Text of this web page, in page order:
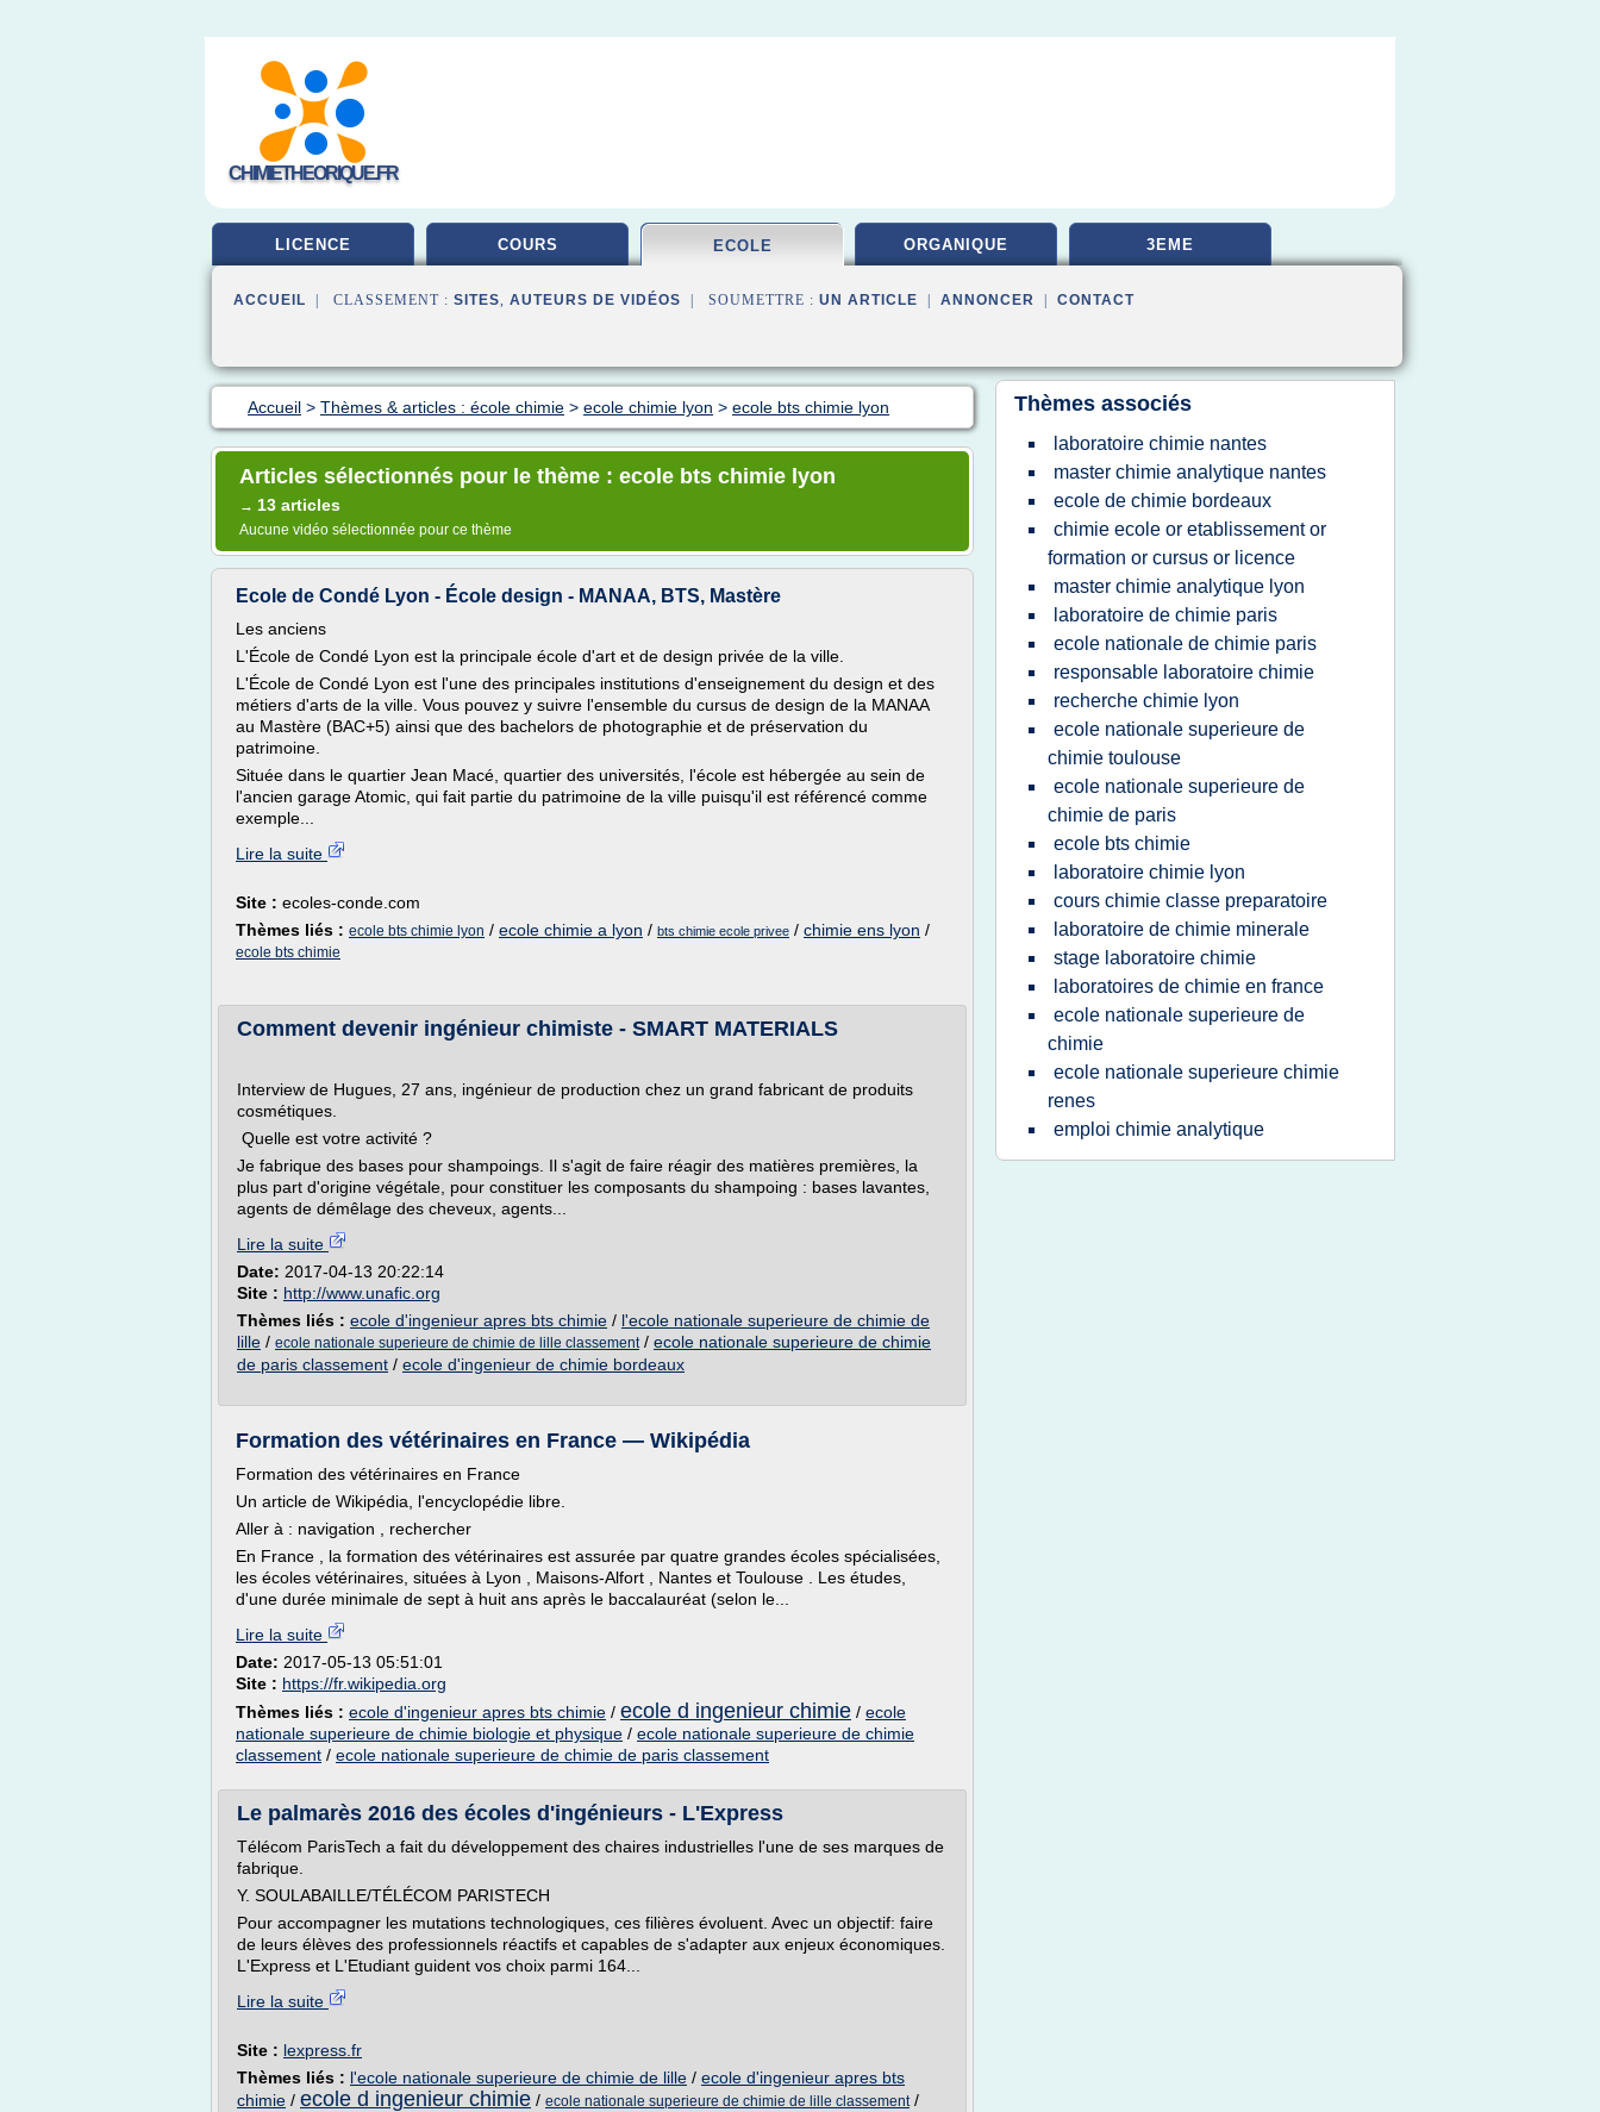
CHIMIETHEORIQUE.FR
LICENCE COURS ECOLE ORGANIQUE 3EME
ACCUEIL | CLASSEMENT : SITES, AUTEURS DE VIDÉOS | SOUMETTRE : UN ARTICLE ANNONCER CONTACT
Accueil > Thèmes & articles : école chimie > ecole chimie lyon > ecole bts chimie lyon
Articles sélectionnés pour le thème : ecole bts chimie lyon
→ 13 articles
Aucune vidéo sélectionnée pour ce thème
Ecole de Condé Lyon - École design - MANAA, BTS, Mastère
Les anciens
L'École de Condé Lyon est la principale école d'art et de design privée de la ville.
L'École de Condé Lyon est l'une des principales institutions d'enseignement du design et des
métiers d'arts de la ville. Vous pouvez y suivre l'ensemble du cursus de design de la MANAA
au Mastère (BAC+5) ainsi que des bachelors de photographie et de préservation du
patrimoine.
Située dans le quartier Jean Macé, quartier des universités, l'école est hébergée au sein de
l'ancien garage Atomic, qui fait partie du patrimoine de la ville puisqu'il est référencé comme
exemple...
Lire la suite
Site : ecoles-conde.com
Thèmes liés : ecole bts chimie lyon / ecole chimie a lyon / bts chimie ecole privee / chimie ens lyon /
ecole bts chimie
Comment devenir ingénieur chimiste - SMART MATERIALS
Interview de Hugues, 27 ans, ingénieur de production chez un grand fabricant de produits
cosmétiques.
Quelle est votre activité ?
Je fabrique des bases pour shampoings. Il s'agit de faire réagir des matières premières, la
plus part d'origine végétale, pour constituer les composants du shampoing : bases lavantes,
agents de démêlage des cheveux, agents...
Lire la suite
Date: 2017-04-13 20:22:14
Site : http://www.unafic.org
Thèmes liés : ecole d'ingenieur apres bts chimie / l'ecole nationale superieure de chimie de
lille / ecole nationale superieure de chimie de lille classement/ ecole nationale superieure de chimie
de paris classement / ecole d'ingenieur de chimie bordeaux
Formation des vétérinaires en France — Wikipédia
Formation des vétérinaires en France
Un article de Wikipédia, l'encyclopédie libre.
Aller à : navigation , rechercher
En France , la formation des vétérinaires est assurée par quatre grandes écoles spécialisées,
les écoles vétérinaires, situées à Lyon , Maisons-Alfort , Nantes et Toulouse . Les études,
d'une durée minimale de sept à huit ans après le baccalauréat (selon le...
Lire la suite
Date: 2017-05-13 05:51:01
Site : https://fr.wikipedia.org
Thèmes liés : ecole d'ingenieur apres bts chimie / ecole d ingenieur chimie / ecole
nationale superieure de chimie biologie et physique / ecole nationale superieure de chimie
classement / ecole nationale superieure de chimie de paris classement
Le palmarès 2016 des écoles d'ingénieurs - L'Express
Télécom ParisTech a fait du développement des chaires industrielles l'une de ses marques de
fabrique.
Y. SOULABAILLE/TÉLÉCOM PARISTECH
Pour accompagner les mutations technologiques, ces filières évoluent. Avec un objectif: faire
de leurs élèves des professionnels réactifs et capables de s'adapter aux enjeux économiques.
L'Express et L'Etudiant guident vos choix parmi 164...
Lire la suite
Site : lexpress.fr
Thèmes liés : l'ecole nationale superieure de chimie de lille / ecole d'ingenieur apres bts
chimie / ecole d ingenieur chimie / ecole nationale superieure de chimie de lille classement/
Thèmes associés
laboratoire chimie nantes
master chimie analytique nantes
ecole de chimie bordeaux
chimie ecole or etablissement or
formation or cursus or licence
master chimie analytique lyon
laboratoire de chimie paris
ecole nationale de chimie paris
responsable laboratoire chimie
recherche chimie lyon
ecole nationale superieure de
chimie toulouse
ecole nationale superieure de
chimie de paris
ecole bts chimie
laboratoire chimie lyon
cours chimie classe preparatoire
laboratoire de chimie minerale
stage laboratoire chimie
laboratoires de chimie en france
ecole nationale superieure de
chimie
ecole nationale superieure chimie
renes
emploi chimie analytique